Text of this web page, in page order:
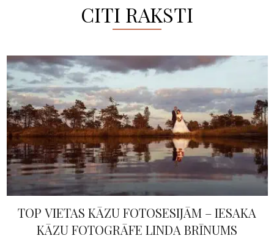
CITI RAKSTI
TOP VIETAS KĀZU FOTOSESIJĀM – IESAKA
KĀZU FOTOGRĀFE LINDA BRĪNUMS